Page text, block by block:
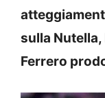
sulla Nutella,
Ferrero